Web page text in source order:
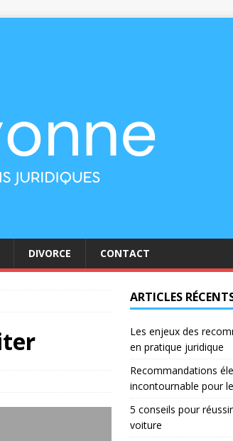
DIVORCE CONTACT
ARTICLES
Les enjeux des
en pratique juridique
Recommandations
incontournable pour
5 conseils pour
voiture